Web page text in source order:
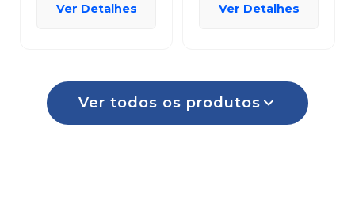
Ver Detalhes Ver Detalhes
Ver todos os produtos